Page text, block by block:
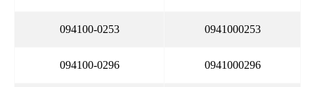
094100-0253 0941000253
094100-0296 0941000296